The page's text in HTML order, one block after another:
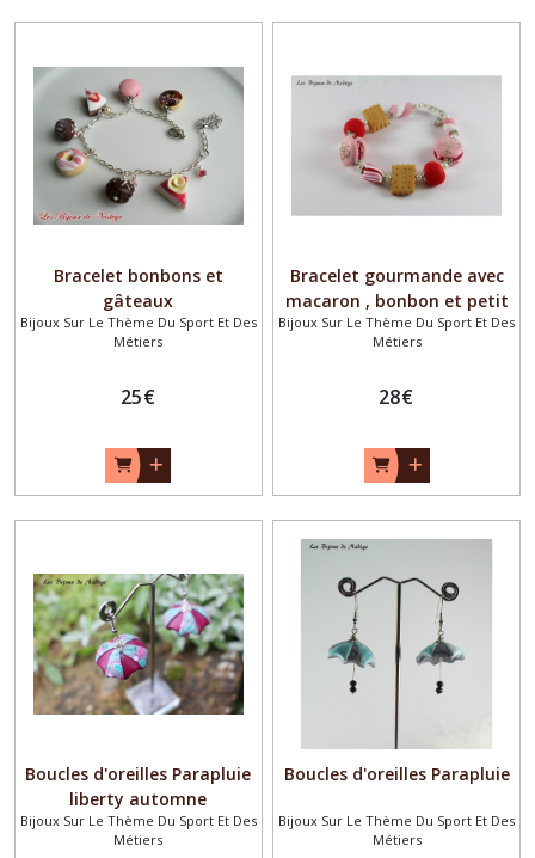
Bracelet bonbons et
gâteaux
Bijoux Sur Le Thème Du Sport Et Des
Métiers
25€
Bracelet gourmande avec
macaron , bonbon et petit
beurre
Bijoux Sur Le Thème Du Sport Et Des
Métiers
28€
Boucles d'oreilles Parapluie
liberty automne
Bijoux Sur Le Thème Du Sport Et Des
Métiers
Boucles d'oreilles Parapluie
Bijoux Sur Le Thème Du Sport Et Des
Métiers